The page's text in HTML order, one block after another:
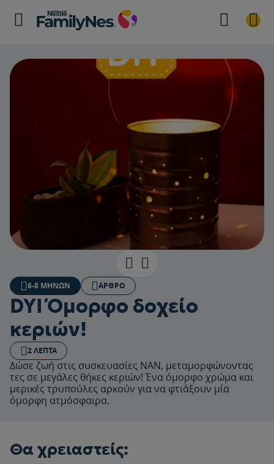
6-8 ΜΗΝΏΝ ΆΡΘΡΟ
DYI Όμορφο δοχείο
κεριών!
2 ΛΕΠΤΆ
Δώσε ζωή στις συσκευασίες NAN, μεταμορφώνοντας
τες σε μεγάλες θήκες κεριών! Ένα όμορφο χρώμα και
μερικές τρυπούλες αρκούν για να φτιάξουν μία
όμορφη ατμόσφαιρα.
Θα χρειαστείς: